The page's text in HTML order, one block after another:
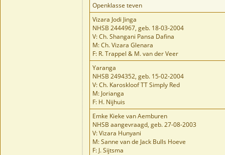
Openklasse teven
Vizara Jodi Jinga
NHSB 2444967, geb. 18-03-2004
V: Ch. Shangani Pansa Dafina
M: Ch. Vizara Glenara
F: R. Trappel & M. van der Veer
Yaranga
NHSB 2494352, geb. 15-02-2004
V: Ch. Karoskloof TT Simply Red
M: Jorianga
F: H. Nijhuis
Emke Kieke van Aemburen
NHSB aangevraagd, geb. 27-08-2003
V: Vizara Hunyani
M: Sanne van de Jack Bulls Hoeve
F: J. Sijtsma